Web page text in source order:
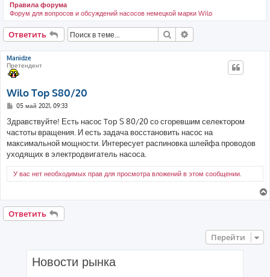
Правила форума
Форум для вопросов и обсуждений насосов немецкой марки Wilo
Ответить Поиск
Manidze
Претендент
Wilo Top S80/20
С
о
б
щ
е
н
и
05 май 2021, 09:33
Здравствуйте! Есть насос Top S 80/20 со сгоревшим селектором
частоты вращения. И есть задача восстановить насос на
максимальной мощности. Интересует распиновка шлейфа проводов
уходящих в электродвигатель насоса.
У вас нет необходимых прав для просмотра вложений в этом сообщении.
Ответить
Перейти
Новости рынка